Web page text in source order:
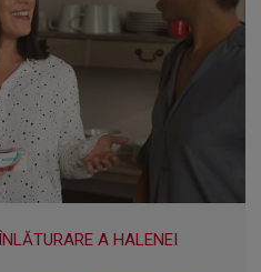
A HALENEI